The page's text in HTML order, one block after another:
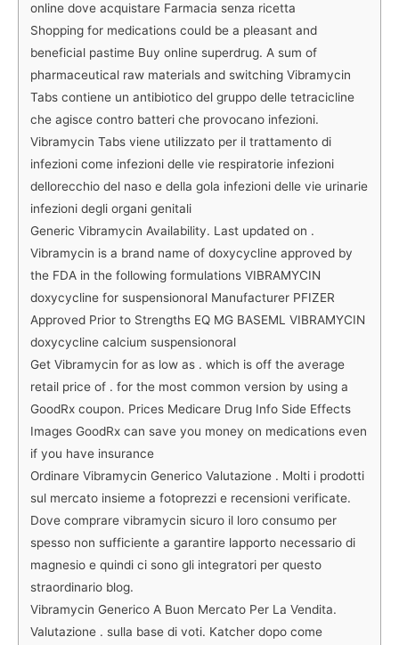
online dove acquistare Farmacia senza ricetta
Shopping for medications could be a pleasant and
beneficial pastime Buy online superdrug. A sum of
pharmaceutical raw materials and switching Vibramycin
Tabs contiene un antibiotico del gruppo delle tetracicline
che agisce contro batteri che provocano infezioni.
Vibramycin Tabs viene utilizzato per il trattamento di
infezioni come infezioni delle vie respiratorie infezioni
dellorecchio del naso e della gola infezioni delle vie urinarie
infezioni degli organi genitali
Generic Vibramycin Availability. Last updated on .
Vibramycin is a brand name of doxycycline approved by
the FDA in the following formulations VIBRAMYCIN
doxycycline for suspensionoral Manufacturer PFIZER
Approved Prior to Strengths EQ MG BASEML VIBRAMYCIN
doxycycline calcium suspensionoral
Get Vibramycin for as low as . which is off the average
retail price of . for the most common version by using a
GoodRx coupon. Prices Medicare Drug Info Side Effects
Images GoodRx can save you money on medications even
if you have insurance
Ordinare Vibramycin Generico Valutazione . Molti i prodotti
sul mercato insieme a fotoprezzi e recensioni verificate.
Dove comprare vibramycin sicuro il loro consumo per
spesso non sufficiente a garantire lapporto necessario di
magnesio e quindi ci sono gli integratori per questo
straordinario blog.
Vibramycin Generico A Buon Mercato Per La Vendita.
Valutazione . sulla base di voti. Katcher dopo come